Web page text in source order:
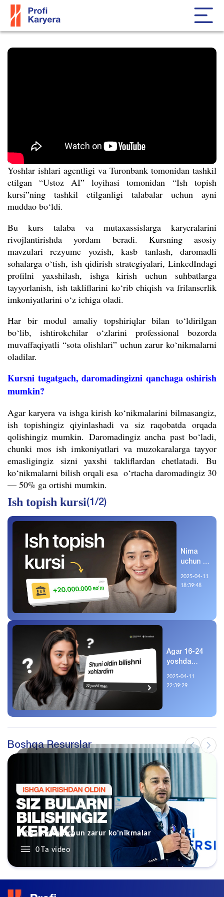
Yoshlar ishlari agentligi va Turonbank tomonidan tashkil
etilgan “Ustoz AI” loyihasi tomonidan “Ish topish
kursi”ning tashkil etilganligi talabalar uchun ayni
muddao bo‘ldi.
Bu kurs talaba va mutaxassislarga karyeralarini
rivojlantirishda yordam beradi. Kursning asosiy
mavzulari rezyume yozish, kasb tanlash, daromadli
sohalarga o‘tish, ish qidirish strategiyalari, LinkedIndagi
profilni yaxshilash, ishga kirish uchun suhbatlarga
tayyorlanish, ish takliflarini ko‘rib chiqish va frilanserlik
imkoniyatlarini o‘z ichiga oladi.
Har bir modul amaliy topshiriqlar bilan to‘ldirilgan
bo‘lib, ishtirokchilar o‘zlarini professional bozorda
muvaffaqiyatli “sota olishlari” uchun zarur ko‘nikmalarni
oladilar.
Kursni tugatgach, daromadingizni qanchaga oshirish
mumkin?
Agar karyera va ishga kirish ko‘nikmalarini bilmasangiz,
ish topishingiz qiyinlashadi va siz raqobatda orqada
qolishingiz mumkin. Daromadingiz ancha past bo‘ladi,
chunki mos ish imkoniyatlari va muzokaralarga tayyor
emasligingiz sizni yaxshi takliflardan chetlatadi. Bu
ko‘nikmalarni bilish orqali esa o‘rtacha daromadingiz 30
— 50% ga ortishi mumkin.
Ish topish kursi(1/2)
Nima
uchun bu
ko‘rish
2025-04-11
18:39:48
Agar 16-24
yoshda
iltimos, bu
2025-04-11
22:39:29
Boshqa Resurslar
Ishga kirish uchun zarur ko'nikmalar
0Ta video
Ishga kirish uchun zarur ko'nikmalar
Ishga kirish uchun zarur ko'nikmalar
0Ta video